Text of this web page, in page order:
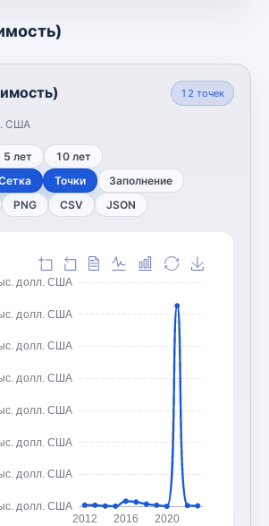
США
12 точек
5 лет 10 лет
Точки Заполнение
PNG CSV JSON
долл. США
долл. США
долл. США
долл. США
долл. США
долл. США
долл. США
долл. США
2012 2016 2020